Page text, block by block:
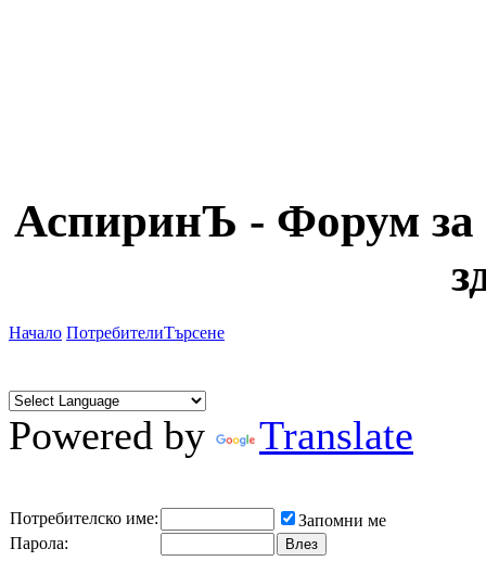
АспиринЪ - Форум за
Начало ПотребителиТърсене
Powered by Translate
Потребителско име:
Запомни ме
Парола: